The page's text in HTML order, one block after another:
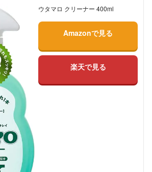
ウタマロ クリーナー 400ml
Amazonで見る
楽天で見る